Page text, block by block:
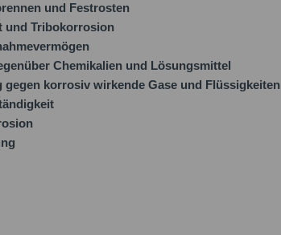
und Festrosten
und Tribokorrosion
Chemikalien und Lösungsmittel
gegen korrosiv wirkende Gase und Flüssigkeiten